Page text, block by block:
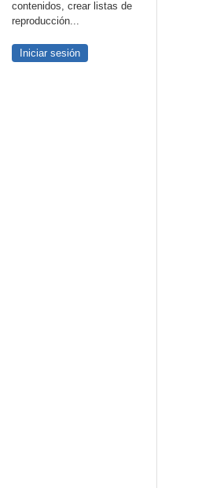
contenidos, crear listas de
reproducción...
Iniciar sesión